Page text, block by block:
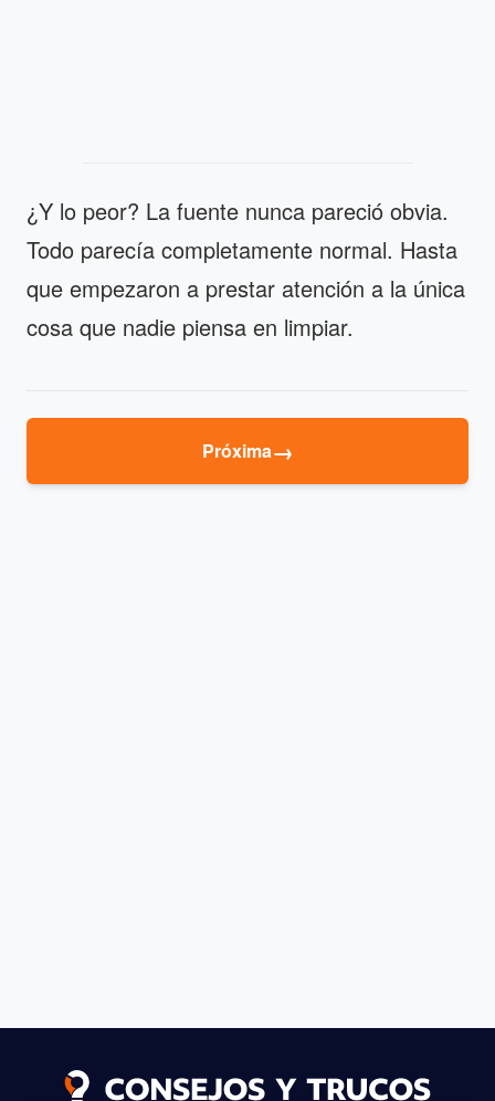
¿Y lo peor? La fuente nunca pareció obvia.
Todo parecía completamente normal. Hasta
que empezaron a prestar atención a la única
cosa que nadie piensa en limpiar.
Próxima→